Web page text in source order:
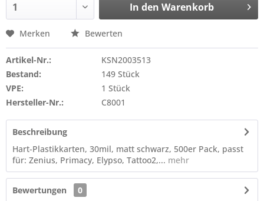
In den Warenkorb
Merken Bewerten
Artikel-Nr.:
KSN2003513
Bestand:
149 Stück
VPE:
1 Stück
Hersteller-Nr.:
C8001
Beschreibung
Hart-Plastikkarten, 30mil, matt schwarz, 500er Pack, passt
für: Zenius, Primacy, Elypso, Tattoo2,... mehr
Bewertungen
0